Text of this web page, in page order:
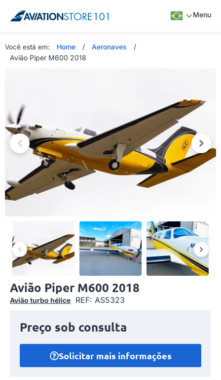
Menu
Você está em: Home / Aeronaves
/
Avião Piper M600 2018
Avião Piper M600 2018
Avião turbo hélice REF: AS5323
Preço sob consulta
Solicitar mais informações